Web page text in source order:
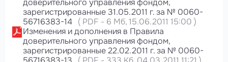
доверительного управления фондом,
зарегистрированные 31.05.2011 г. за № 0060-
56716383-14 ( PDF - 6 Мб, 15.06.2011 15:00 )
Изменения и дополнения в Правила
доверительного управления фондом,
зарегистрированные 22.02.2011 г. за № 0060-